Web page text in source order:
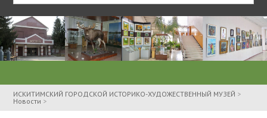
ИСКИТИМСКИЙ ГОРОДСКОЙ ИСТОРИКО-ХУДОЖЕСТВЕННЫЙ МУЗЕЙ >
Новости >